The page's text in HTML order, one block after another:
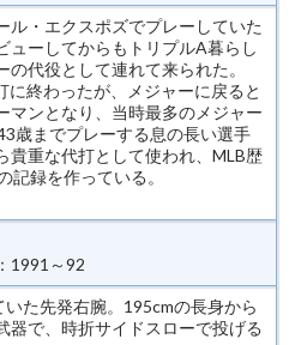
・エクスポズでプレーしていた
ューしてからもトリプルA暮らし
代役として連れて来られた。
終わったが、メジャーに戻ると
マンとなり、当時最多のメジャー
歳までプレーする息の長い選手
貴重な代打として使われ、MLB歴
記録を作っている。
1991～92
た先発右腕。195cmの長身から
器で、時折サイドスローで投げる